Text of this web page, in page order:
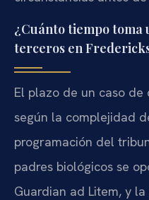
¿Cuánto tiempo toma
terceros en
El plazo de un caso
según la complejidad
programación del
padres biológicos se
Guardian ad Litem, y